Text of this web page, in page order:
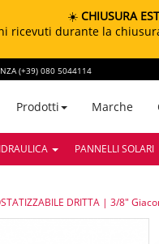
☀️ CHIUSURA
ricevuti durante la
(+39) 080 5044114
Prodotti Marche
PANNELLI SOLARI
DRITTA | 3/8"